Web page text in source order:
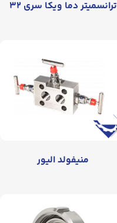
ترانسمیتر دما ویکا سری ۳۲
منیفولد الیور